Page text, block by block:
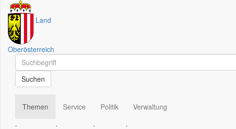
Land
Oberösterreich
Schnellsuche
Schnellsuche
Suchen
Themen
.
Service
.
Politik
.
Verwaltung
.